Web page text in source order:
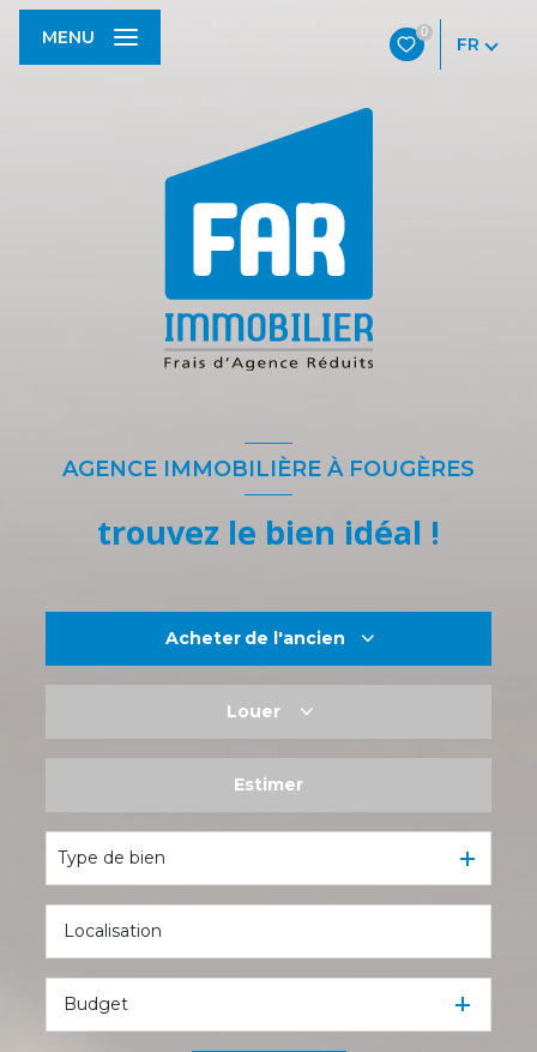
0
FR
MENU
AGENCE IMMOBILIÈRE À FOUGÈRES
trouvez le bien idéal !
Acheter de l'ancien
Louer
Estimer
Type de bien
Budget